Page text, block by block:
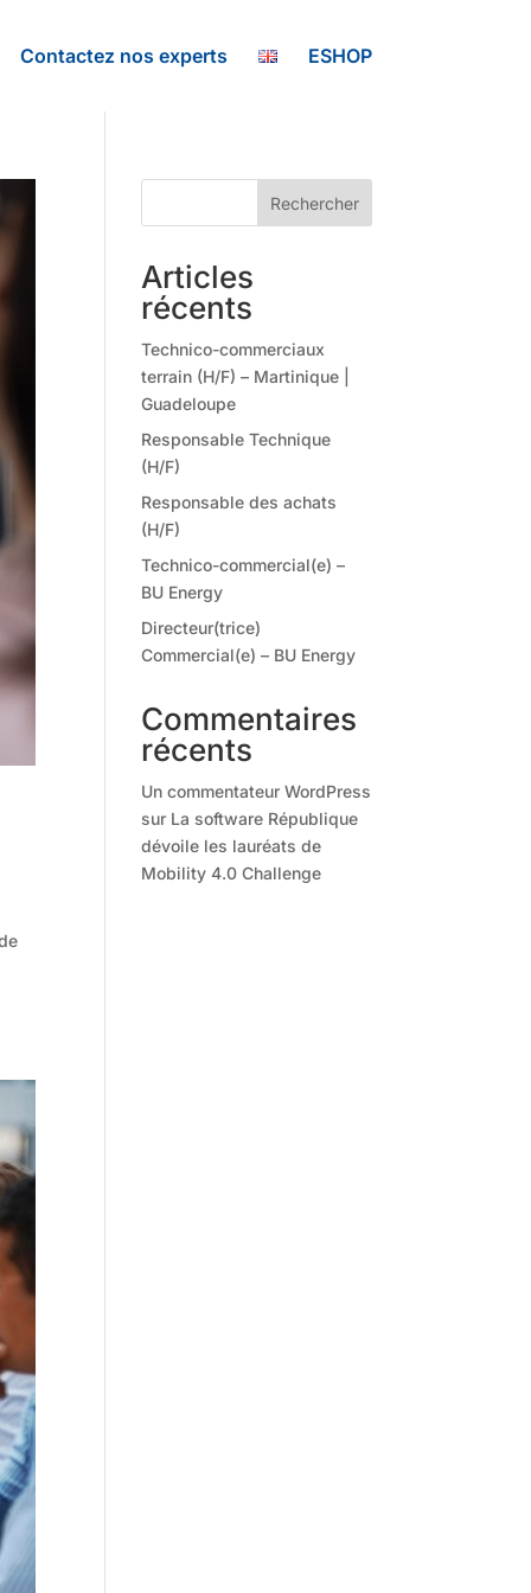
Contactez nos experts ESHOP
Rechercher
Articles
récents
Technico-commerciaux
terrain (H/F) – Martinique |
Guadeloupe
Responsable Technique
(H/F)
Responsable des achats
(H/F)
Technico-commercial(e) –
BU Energy
Directeur(trice)
Commercial(e) – BU Energy
Commentaires
récents
Un commentateur WordPress
sur La software République
dévoile les lauréats de
Mobility 4.0 Challenge